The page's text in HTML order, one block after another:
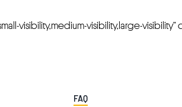
visibility,medium-visibility,large-visibility”
FAQ